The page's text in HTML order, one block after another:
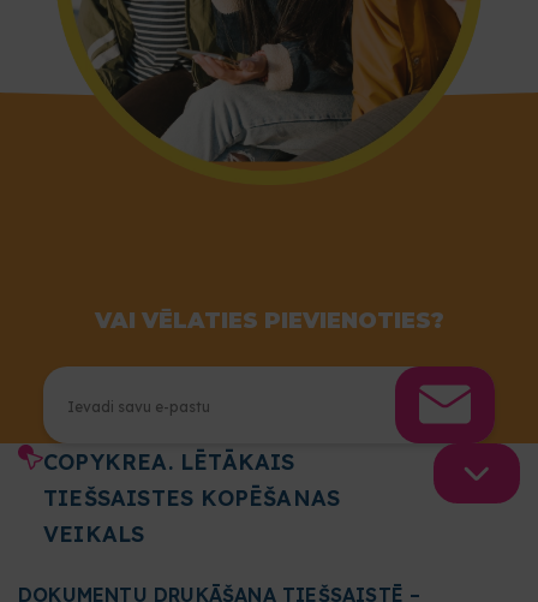
VAI VĒLATIES PIEVIENOTIES?
COPYKREA. LĒTĀKAIS
TIEŠSAISTES KOPĒŠANAS
VEIKALS
DOKUMENTU DRUKĀŠANA TIEŠSAISTĒ –